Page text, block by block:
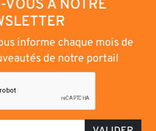
À NOTRE
informe chaque mois de
de notre portail